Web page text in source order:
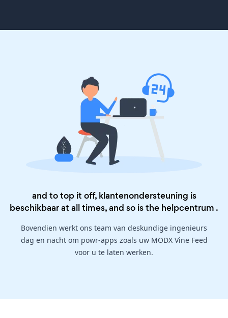
and to top it off, klantenondersteuning is
beschikbaar at all times, and so is the helpcentrum .
Bovendien werkt ons team van deskundige ingenieurs
dag en nacht om powr-apps zoals uw MODX Vine Feed
voor u te laten werken.